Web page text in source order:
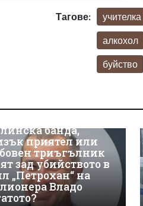
Тагове: учителка
алкохол
буйство
банда,
приятел или
триъгълник
зад убийството в
„Петрохан“ на
Владо